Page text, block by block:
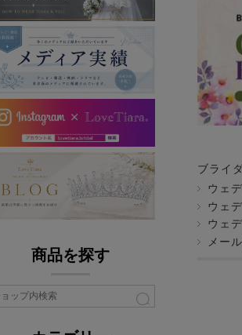
ブライ
ウェ
ウェ
ウェ
メー
商品を探す